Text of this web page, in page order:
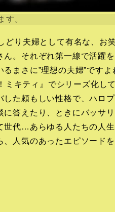
す。
り夫婦として有名な、お
。それぞれ第一線で活躍
まさに”理想の夫婦”です
キティ』でシリーズ化し
た頼もしい性格で、ハロ
答えたり、ときにバッサ
世代…あらゆる人たちの人
人気のあったエピソード